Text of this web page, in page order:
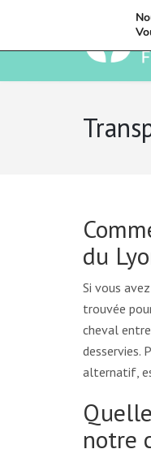
du
Si vous
trouvée
cheval
desservies.
alternatif,
notre